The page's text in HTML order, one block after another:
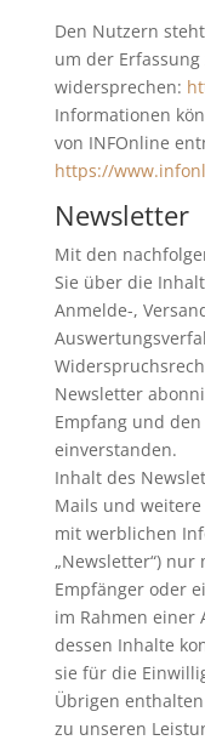
Den Nutzern
um der
widersprechen:
Informationen
von INFOnline
https://
Newsletter
Mit den
Sie über die
Anmelde-,
Newsletter
Empfang und
einverstanden.
Inhalt des
Mails und
mit werblichen
„Newsletter“)
Empfänger oder
im Rahmen einer
dessen Inhalte
sie für die
Übrigen
zu unseren